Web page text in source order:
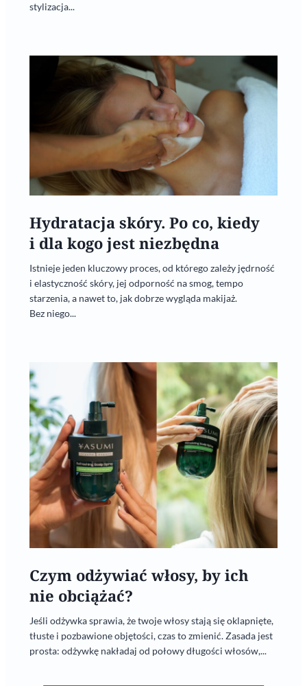
stylizacja...
Hydratacja skóry. Po co, kiedy
i dla kogo jest niezbędna
Istnieje jeden kluczowy proces, od którego zależy jędrność
i elastyczność skóry, jej odporność na smog, tempo
starzenia, a nawet to, jak dobrze wygląda makijaż.
Bez niego...
Czym odżywiać włosy, by ich
nie obciążać?
Jeśli odżywka sprawia, że twoje włosy stają się oklapnięte,
tłuste i pozbawione objętości, czas to zmienić. Zasada jest
prosta: odżywkę nakładaj od połowy długości włosów,...